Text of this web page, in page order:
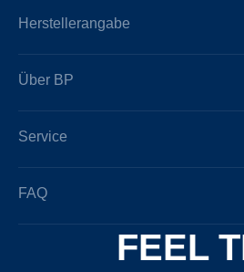
Herstellerangabe
Über BP
Service
FAQ
FEEL